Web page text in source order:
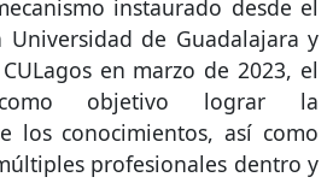
instaurado desde el
de Guadalajara y
en marzo de 2023, el
objetivo lograr la
los conocimientos, así como
profesionales dentro y